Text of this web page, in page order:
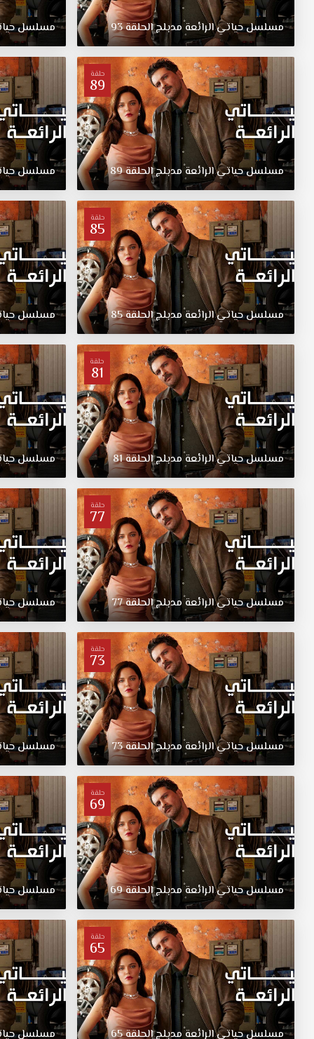
حول
قصة
شيبنم
الصادمة،
إلى
الحياة
بمظالم
كبيرة،
وعملت
للتغلب
مسلسل
حياتي
الرائعة
مدبلج
الحلقة
23
ضروريًا
في
هذا
الطريق،
وتحاول
الآن
التخلص
منها مسلسل
الرائعة
الحلقة
23
مدبلج
قصة
عشق.
يحكي
الصادمة،
التي
عادت
إلى
الحياة
بمظالم
كبيرة،
عليها،
وفعلت
كان
ضروريًا
في
الطريق،
وتحاول
الآن
التخلص
منها.
ماضيها
الإجرامي
مسلسلحياتيالرائعة مدبلجالحلقة93 مسلسل
حلقة
89
مسلسلحياتيالرائعة مدبلجالحلقة89 مسلسل
حلقة
85
مسلسلحياتيالرائعة مدبلجالحلقة85 مسلسل
حلقة
81
مسلسلحياتيالرائعة مدبلجالحلقة81 مسلسل
حلقة
77
مسلسلحياتيالرائعة مدبلجالحلقة77 مسلسل
حلقة
73
مسلسلحياتيالرائعة مدبلجالحلقة73 مسلسل
حلقة
69
مسلسلحياتيالرائعة مدبلجالحلقة69 مسلسل
حلقة
65
مسلسلحياتيالرائعة مدبلجالحلقة65 مسلسل